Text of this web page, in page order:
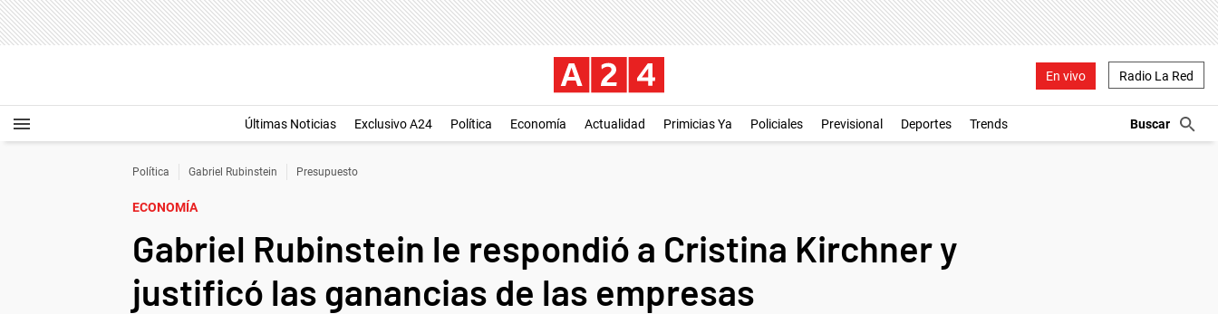
En vivo Radio La Red
Últimas Noticias Exclusivo A24 Política Economía Actualidad Primicias Ya Policiales Previsional Deportes Trends
Política Gabriel Rubinstein Presupuesto
ECONOMÍA
Gabriel Rubinstein le respondió a Cristina Kirchner y
justificó las ganancias de las empresas